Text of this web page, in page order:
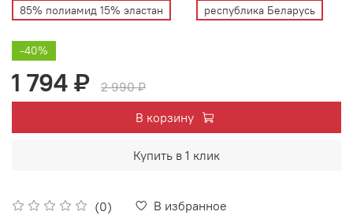
(0) В избранное
85% полиамид 15% эластан республика Беларусь
-40%
1 794 ₽
2 990 ₽
В корзину
Купить в 1 клик